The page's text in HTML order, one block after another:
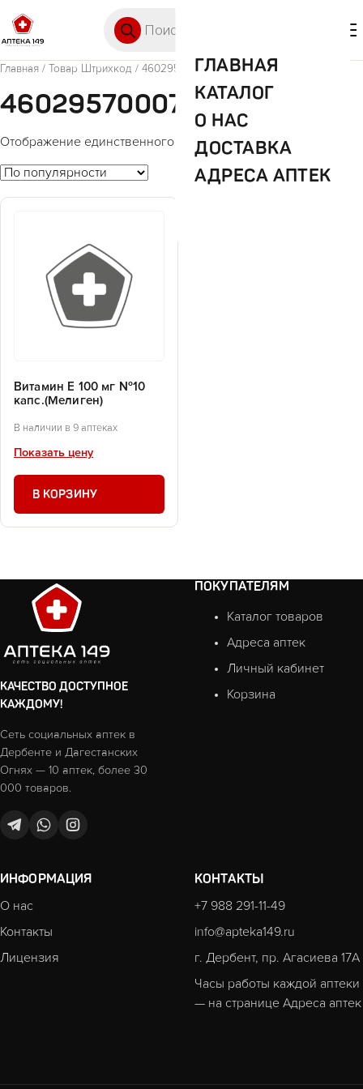
ГЛАВНАЯ
КАТАЛОГ
О НАС
ДОСТАВКА
АДРЕСА АПТЕК
Главная / Товар Штрихкод / 4602957000766
4602957000766
Отображение единственного товара
Витамин Е 100 мг №10
капс.(Мелиген)
В наличии в 9 аптеках
Показать цену
В КОРЗИНУ
КАЧЕСТВО ДОСТУПНОЕ
КАЖДОМУ!
Сеть социальных аптек в
Дербенте и Дагестанских
Огнях — 10 аптек, более 30
000 товаров.
ПОКУПАТЕЛЯМ
Каталог товаров
Адреса аптек
Личный кабинет
Корзина
ИНФОРМАЦИЯ
О нас
Контакты
Лицензия
КОНТАКТЫ
+7 988 291-11-49
info@apteka149.ru
г. Дербент, пр. Агасиева 17А
Часы работы каждой аптеки
— на странице Адреса аптек